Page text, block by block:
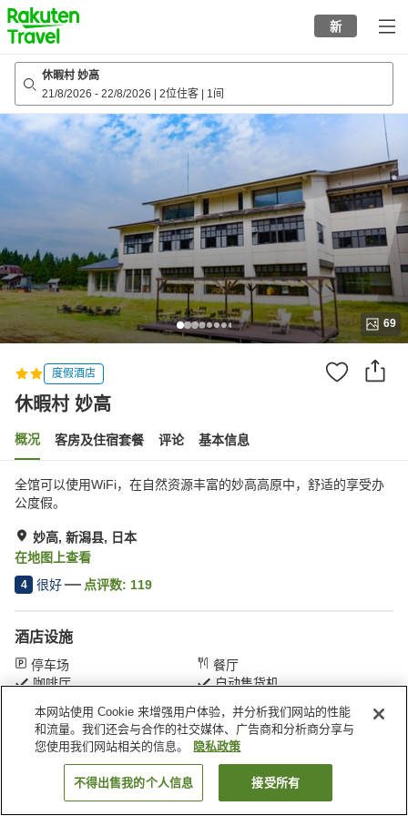
to
top
page
新
休暇村 妙高
21/8/2026 - 22/8/2026 2位住客 1间
69
度假酒店
休暇村 妙高
概况 客房及住宿套餐 评论 基本信息
全馆可以使用WiFi，在自然资源丰富的妙高高原中，舒适的享受办
公度假。
妙高, 新潟县, 日本
在地图上查看
4 很好 点评数: 119
酒店设施
停车场
餐厅
咖啡厅
自动售货机
首页 日本 新潟县 妙高 休暇村 妙高
搜索客房
本网站使用 Cookie 来增强用户体验，并分析我们网站的性能
和流量。我们还会与合作的社交媒体、广告商和分析商分享与
您使用我们网站相关的信息。
隐私政策
不得出售我的个人信息 接受所有